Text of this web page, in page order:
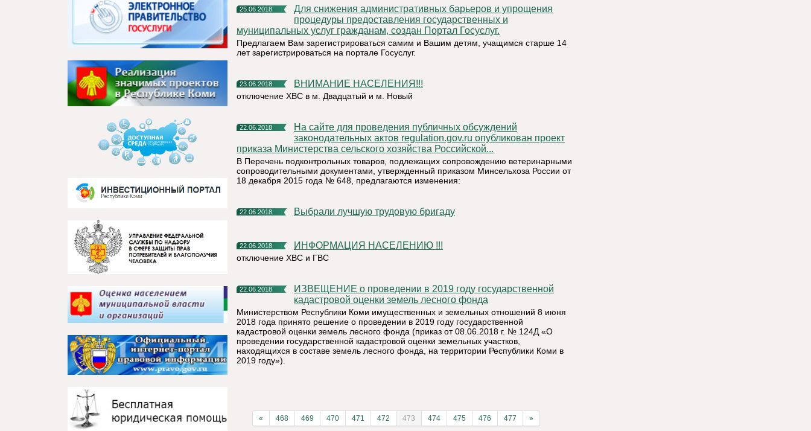
25.06.2018
Для снижения административных барьеров и упрощения
процедуры предоставления государственных и
муниципальных услуг гражданам, создан Портал Госуслуг.
Предлагаем Вам зарегистрироваться самим и Вашим детям, учащимся старше 14
лет зарегистрироваться на портале Госуслуг.
23.06.2018 ВНИМАНИЕ НАСЕЛЕНИЯ!!!
отключение ХВС в м. Двадцатый и м. Новый
22.06.2018
На сайте для проведения публичных обсуждений
законодательных актов regulation.gov.ru опубликован проект
приказа Министерства сельского хозяйства Российской...
В Перечень подконтрольных товаров, подлежащих сопровождению ветеринарными
сопроводительными документами, утвержденный приказом Минсельхоза России от
18 декабря 2015 года № 648, предлагаются изменения:
22.06.2018 Выбрали лучшую трудовую бригаду
22.06.2018 ИНФОРМАЦИЯ НАСЕЛЕНИЮ !!!
отключение ХВС и ГВС
22.06.2018
ИЗВЕЩЕНИЕ о проведении в 2019 году государственной
кадастровой оценки земель лесного фонда
Министерством Республики Коми имущественных и земельных отношений 8 июня
2018 года принято решение о проведении в 2019 году государственной
кадастровой оценки земель лесного фонда (приказ от 08.06.2018 г. № 124Д «О
проведении государственной кадастровой оценки земельных участков,
находящихся в составе земель лесного фонда, на территории Республики Коми в
2019 году»).
« 468 469 470 471 472 473 474 475 476 477 »